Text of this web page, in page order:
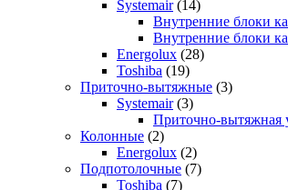
Systemair (14)
Внутренние блоки
Внутренние блоки
Energolux (28)
Toshiba (19)
Приточно-вытяжные (3)
Systemair (3)
Приточно-вытяжная
Колонные (2)
Energolux (2)
Подпотолочные (7)
Toshiba (7)